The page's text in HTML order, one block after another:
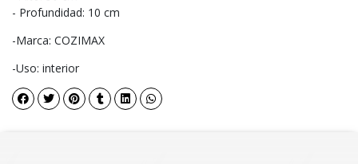
- Profundidad: 10 cm
-Marca: COZIMAX
-Uso: interior